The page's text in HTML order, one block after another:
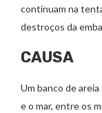
continuam na
destroços da
CAUSA
Um banco de
e o mar, entre os